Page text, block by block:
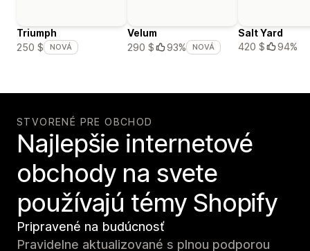
Triumph
250 $
NOVÁ
Velum
290 $
93% NOVÁ
Salt Yard
420 $
94%
STVORENÉ PRE OBCHOD
Najlepšie internetové
obchody na svete
používajú témy Shopify
Pripravené na budúcnosť
Pravidelne aktualizované s plnou podporou